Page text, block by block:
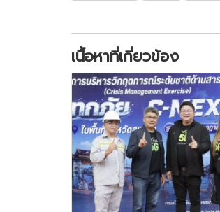
เนื้อหาที่เกี่ยวข้อง